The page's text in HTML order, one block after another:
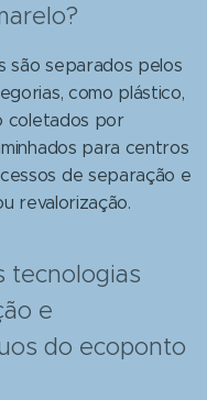
são separados pelos
como plástico,
coletados por
para centros
de separação e
revalorização.
tecnologias
e
do ecoponto